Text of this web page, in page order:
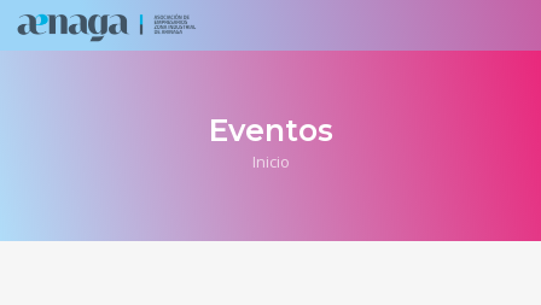
Eventos
Inicio